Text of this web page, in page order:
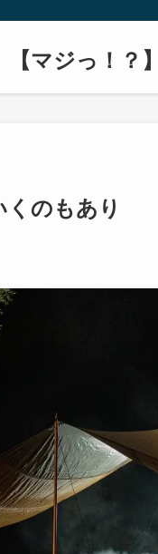
【マジっ！？
のもあり